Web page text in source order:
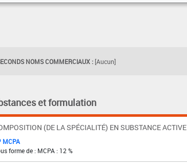
NOMS COMMERCIAUX : [Aucun]
et formulation
(DE LA SPÉCIALITÉ) EN SUBSTANCE ACTIVE
MCPA
forme de : MCPA : 12 %